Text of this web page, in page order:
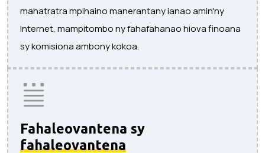
mahatratra mpihaino manerantany ianao amin'ny
Internet, mampitombo ny fahafahanao hiova finoana
sy komisiona ambony kokoa.
Fahaleovantena sy
fahaleovantena